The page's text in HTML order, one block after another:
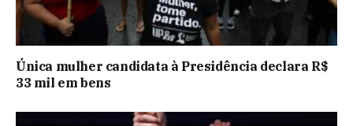
Única mulher candidata à Presidência declara R$
33 mil em bens